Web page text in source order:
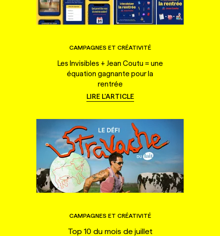
CAMPAGNES ET CRÉATIVITÉ
Les Invisibles + Jean Coutu = une
équation gagnante pour la
rentrée
LIRE L'ARTICLE
CAMPAGNES ET CRÉATIVITÉ
Top 10 du mois de juillet